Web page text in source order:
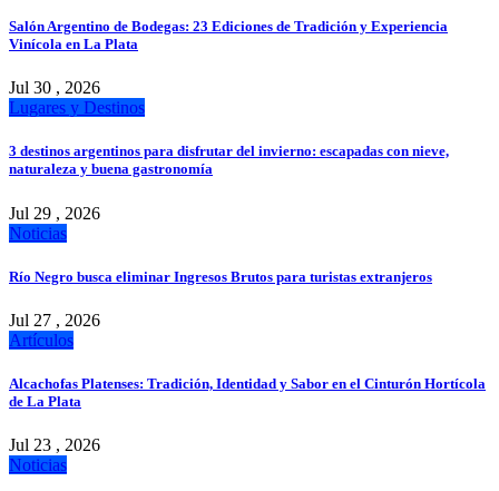
Salón Argentino de Bodegas: 23 Ediciones de Tradición y Experiencia
Vinícola en La Plata
Jul 30 , 2026
Lugares y Destinos
3 destinos argentinos para disfrutar del invierno: escapadas con nieve,
naturaleza y buena gastronomía
Jul 29 , 2026
Noticias
Río Negro busca eliminar Ingresos Brutos para turistas extranjeros
Jul 27 , 2026
Artículos
Alcachofas Platenses: Tradición, Identidad y Sabor en el Cinturón Hortícola
de La Plata
Jul 23 , 2026
Noticias